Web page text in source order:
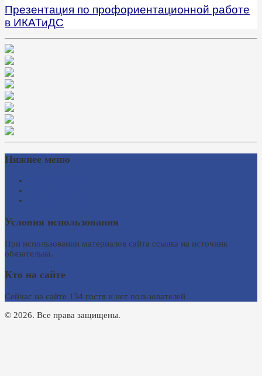
Презентация по профориентационной работе
в ИКАТиДС
Нижнее меню
Условия использования
При использовании материалов сайта ссылка на источник
обязательна.
Кто на сайте
Сейчас на сайте 134 гостя и нет пользователей
© 2026. Все права защищены.